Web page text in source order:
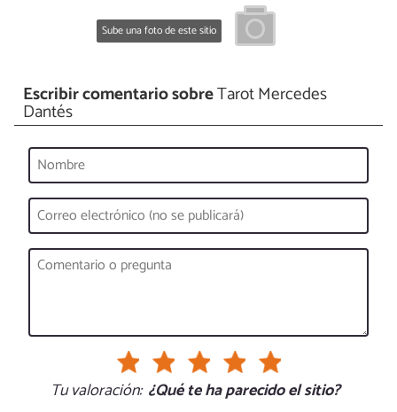
Sube una foto de este sitio
Escribir comentario sobreTarot Mercedes
Dantés
Tu valoración: ¿Qué te ha parecido el sitio?